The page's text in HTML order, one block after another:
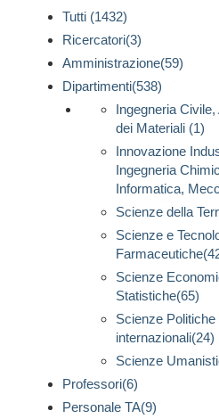
Tutti (1432)
Ricercatori(3)
Amministrazione(59)
Dipartimenti(538)
Ingegneria
dei Materiali (1)
Innovazione
Ingegneria
Informatica,
Scienze della
Scienze e
Scienze
Statistiche(65)
Scienze
internazionali(24)
Scienze
Professori(6)
Personale TA(9)